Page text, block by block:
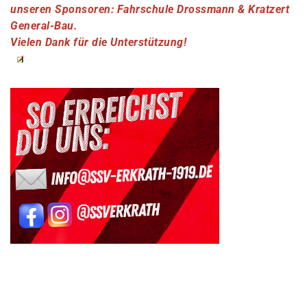
unseren Sponsoren: Fahrschule Drossmann & Kratzert
General-Bau.
Vielen Dank für die Unterstützung!